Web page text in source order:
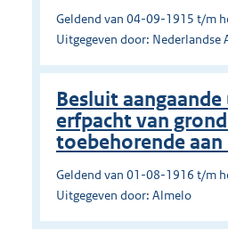
Geldend van 04-09-1915 t/m
Uitgegeven door: Nederlandse
Besluit
erfpacht van
toebehorende aan
Geldend van 01-08-1916 t/m
Uitgegeven door: Almelo